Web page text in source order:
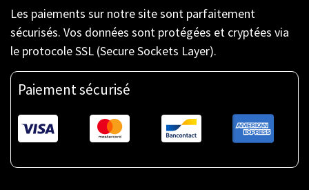
Les paiements sur notre site sont parfaitement
sécurisés. Vos données sont protégées et cryptées via
le protocole SSL (Secure Sockets Layer).
Paiement sécurisé